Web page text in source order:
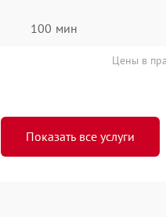
100 мин
Цены в
Показать все услуги